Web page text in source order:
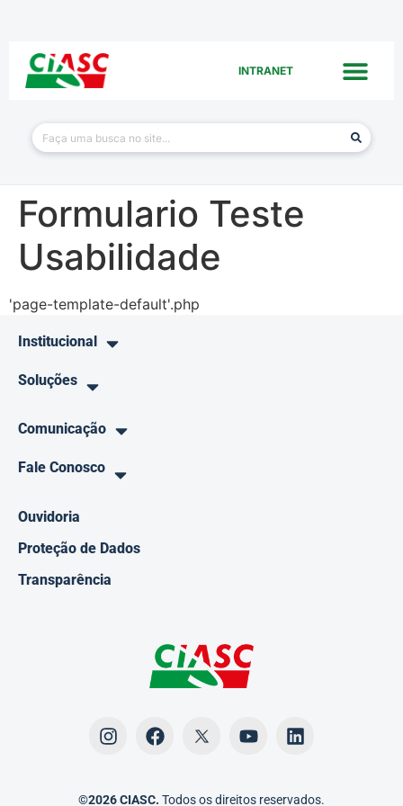
INTRANET
Formulario Teste
Usabilidade
'page-template-default'.php
Institucional
Soluções
Comunicação
Fale Conosco
Ouvidoria
Proteção de Dados
Transparência
©2026 CIASC. Todos os direitos reservados.